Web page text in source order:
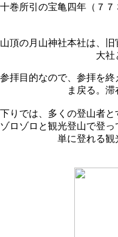
十巻所引の宝亀四年（７
山頂の月山神社本社は、
大社
参拝目的なので、参拝を
ま戻る。滞
下りでは、多くの登山者
ゾロゾロと観光登山で登
単に登れる観